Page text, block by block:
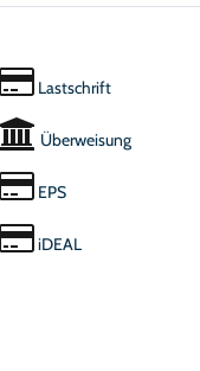
Lastschrift
Überweisung
EPS
iDEAL